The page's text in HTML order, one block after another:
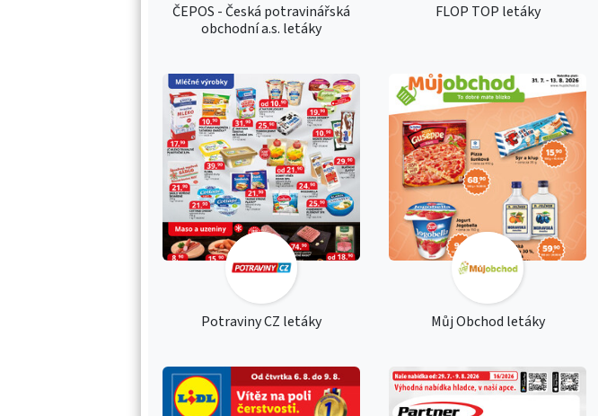
ČEPOS - Česká potravinářská
obchodní a.s. letáky
FLOP TOP letáky
Potraviny CZ letáky Můj Obchod letáky